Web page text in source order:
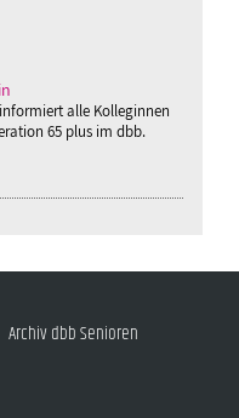
alle Kolleginnen
65 plus im dbb.
Archiv dbb Senioren